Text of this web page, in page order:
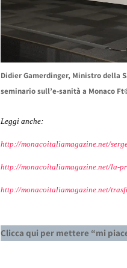
Didier Gamerdinger, Ministro della
seminario sull’e-sanità a Monaco
Leggi anche:
http://monacoitaliamagazine.net/
http://monacoitaliamagazine.net/la-
http://monacoitaliamagazine.net/
Clicca qui per mettere “mi